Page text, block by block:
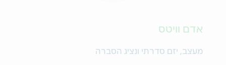
אדם וויטס
מעצב, יזם סדרתי ונציג הסברה